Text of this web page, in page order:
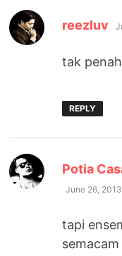
reezluv
tak
REPLY
Potia
June 26,
tapi